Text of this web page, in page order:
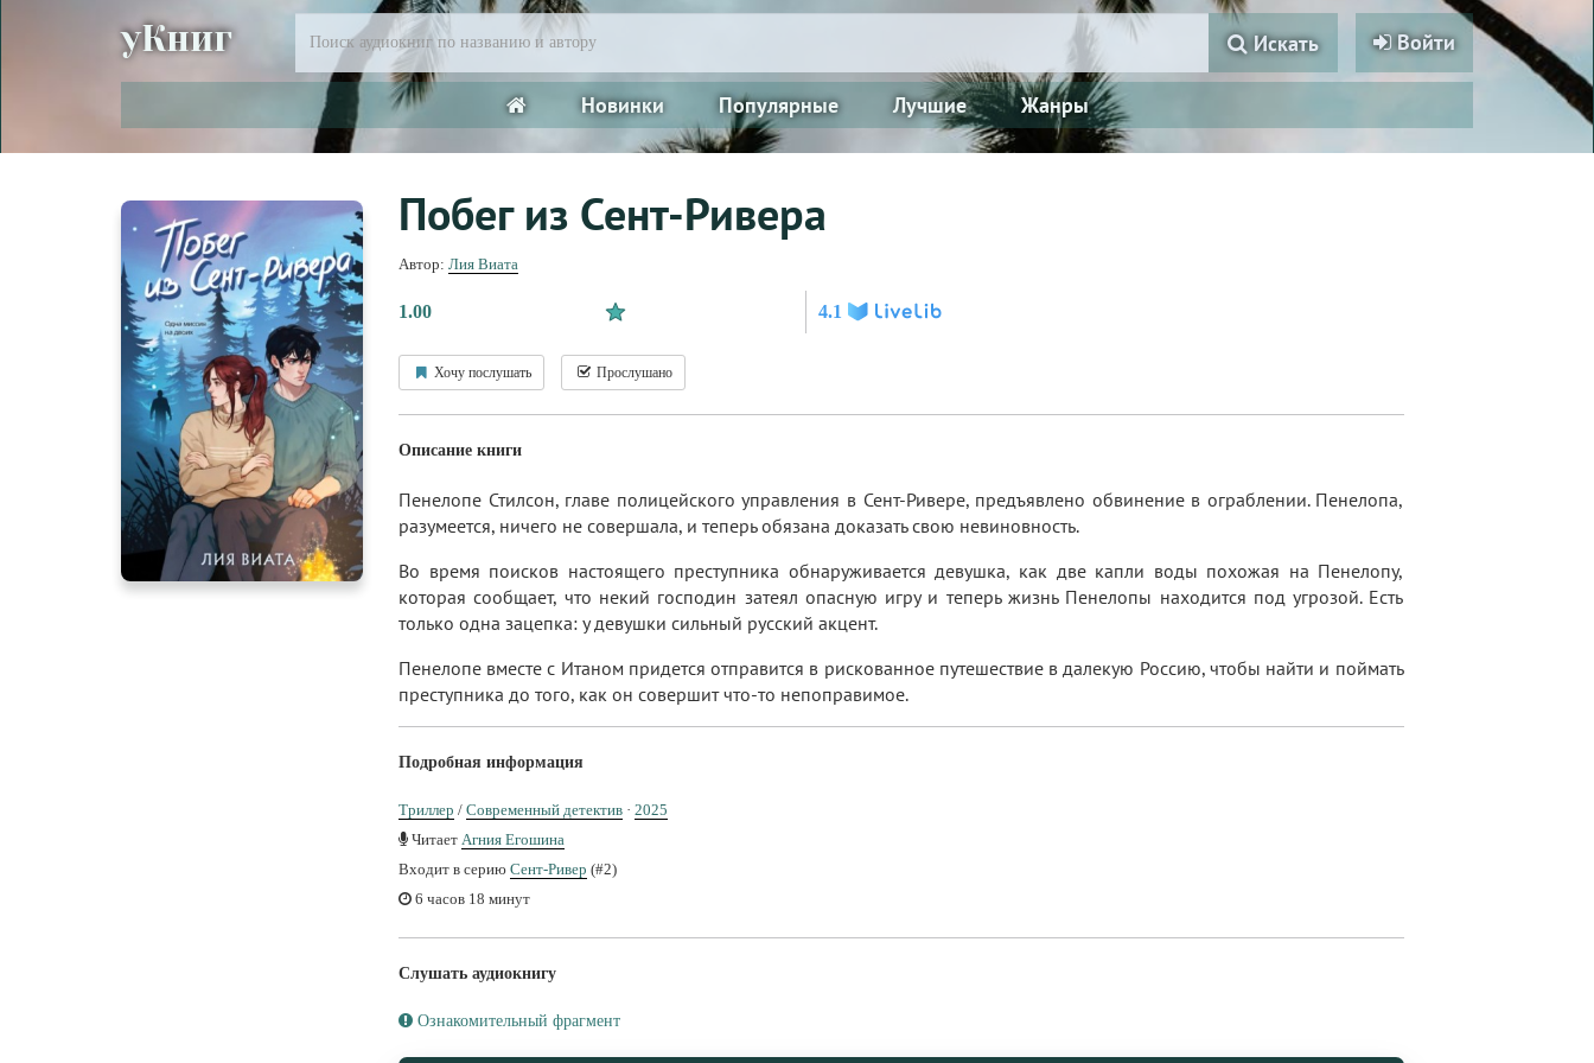
уКниг Войти
Искать
Новинки Популярные Лучшие Жанры
Побег из Сент-Ривера
Автор: Лия Виата
1.00 4.1
Хочу послушать Прослушано
Описание книги
Пенелопе Стилсон, главе полицейского управления в Сент-Ривере, предъявлено обвинение в ограблении. Пенелопа,
разумеется, ничего не совершала, и теперь обязана доказать свою невиновность.
Во время поисков настоящего преступника обнаруживается девушка, как две капли воды похожая на Пенелопу,
которая сообщает, что некий господин затеял опасную игру и теперь жизнь Пенелопы находится под угрозой. Есть
только одна зацепка: у девушки сильный русский акцент.
Пенелопе вместе с Итаном придется отправится в рискованное путешествие в далекую Россию, чтобы найти и поймать
преступника до того, как он совершит что-то непоправимое.
Подробная информация
Триллер / Современный детектив · 2025
Читает Агния Егошина
Входит в серию Сент-Ривер (#2)
6 часов 18 минут
Слушать аудиокнигу
Ознакомительный фрагмент